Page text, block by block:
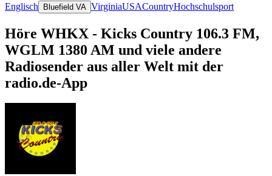
Englisch Bluefield VA VirginiaUSACountryHochschulsport
Höre WHKX - Kicks Country 106.3 FM,
WGLM 1380 AM und viele andere
Radiosender aus aller Welt mit der
radio.de-App